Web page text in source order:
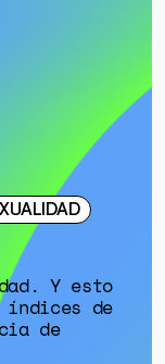
Y esto
de
de